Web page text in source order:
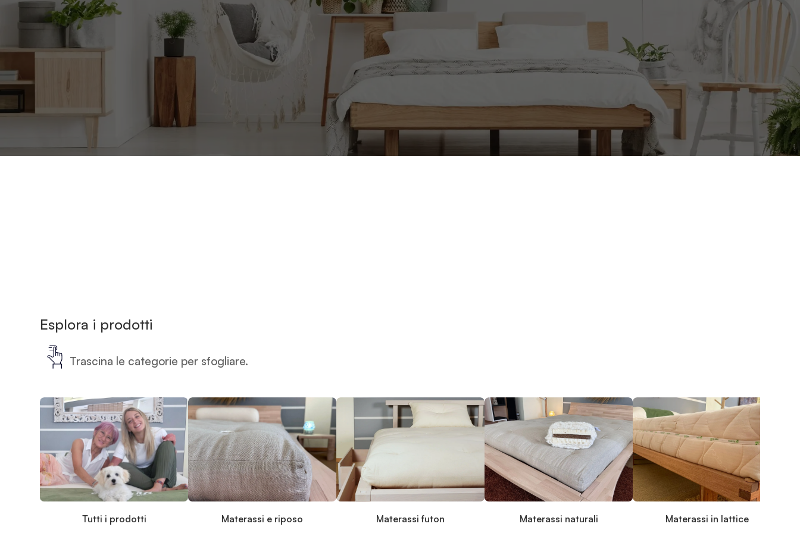
Esplora i prodotti
Trascina le categorie per sfogliare.
Tutti i prodotti Materassi e riposo Materassi futon Materassi naturali Materassi in lattice